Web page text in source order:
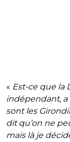
« Est-ce que la
indépendant, a
sont les
dit qu’on ne
mais là je